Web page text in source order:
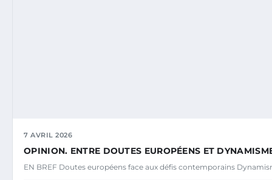
7 AVRIL 2026
OPINION. ENTRE DOUTES EUROPÉENS ET
EN BREF Doutes européens face aux défis contemporains